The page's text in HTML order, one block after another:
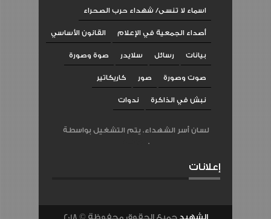
اسماء لا تنسى/ شهداء حرب الصحراء
أصداء الجمعية في الإعلام القانون الأساسي
بيانات رسائل سلايدر صوة وصورة
صوت وصورة صور كاريكاتير
نبش في الذاكرة ندوات
لسان أسر الشهداء. يتم التشغيل بواسطة
Blogger.
إعلانات